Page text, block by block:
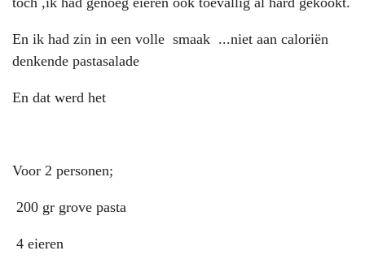
En ik had zin in een volle smaak ...niet aan caloriën
denkende pastasalade
En dat werd het
Voor 2 personen;
200 gr grove pasta
4 eieren